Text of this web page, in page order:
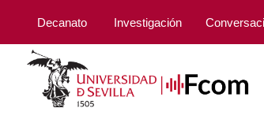
Decanato Investigación